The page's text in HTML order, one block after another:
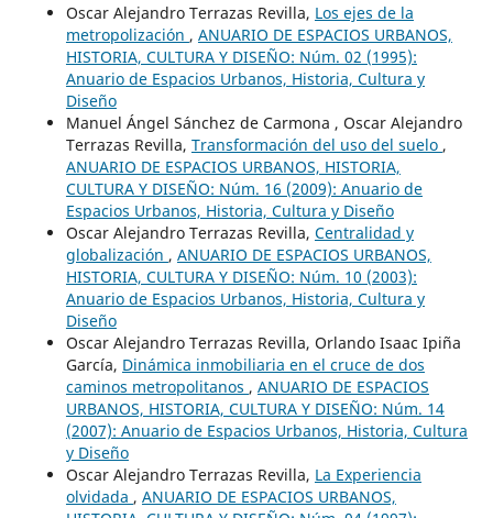
Oscar Alejandro Terrazas Revilla, Los ejes de la
metropolización , ANUARIO DE ESPACIOS URBANOS,
HISTORIA, CULTURA Y DISEÑO: Núm. 02 (1995):
Anuario de Espacios Urbanos, Historia, Cultura y
Diseño
Manuel Ángel Sánchez de Carmona , Oscar Alejandro
Terrazas Revilla, Transformación del uso del suelo ,
ANUARIO DE ESPACIOS URBANOS, HISTORIA,
CULTURA Y DISEÑO: Núm. 16 (2009): Anuario de
Espacios Urbanos, Historia, Cultura y Diseño
Oscar Alejandro Terrazas Revilla, Centralidad y
globalización , ANUARIO DE ESPACIOS URBANOS,
HISTORIA, CULTURA Y DISEÑO: Núm. 10 (2003):
Anuario de Espacios Urbanos, Historia, Cultura y
Diseño
Oscar Alejandro Terrazas Revilla, Orlando Isaac Ipiña
García, Dinámica inmobiliaria en el cruce de dos
caminos metropolitanos , ANUARIO DE ESPACIOS
URBANOS, HISTORIA, CULTURA Y DISEÑO: Núm. 14
(2007): Anuario de Espacios Urbanos, Historia, Cultura
y Diseño
Oscar Alejandro Terrazas Revilla, La Experiencia
olvidada , ANUARIO DE ESPACIOS URBANOS,